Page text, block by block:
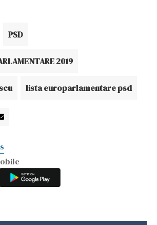
PSD
2019
lista europarlamentare psd